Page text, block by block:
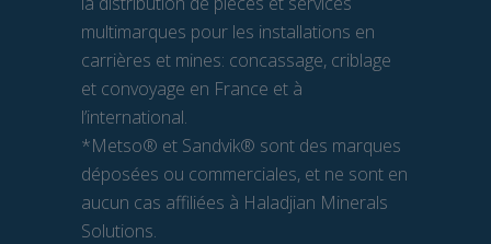
multimarques pour les installations en
carrières et mines: concassage, criblage
et convoyage en France et à
l’international.
*Metso® et Sandvik® sont des marques
déposées ou commerciales, et ne sont en
aucun cas affiliées à Haladjian Minerals
Solutions.